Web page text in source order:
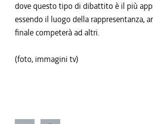
dove questo tipo di dibattito è il più
essendo il luogo della rappresentanza,
finale competerà ad altri.
(foto, immagini tv)